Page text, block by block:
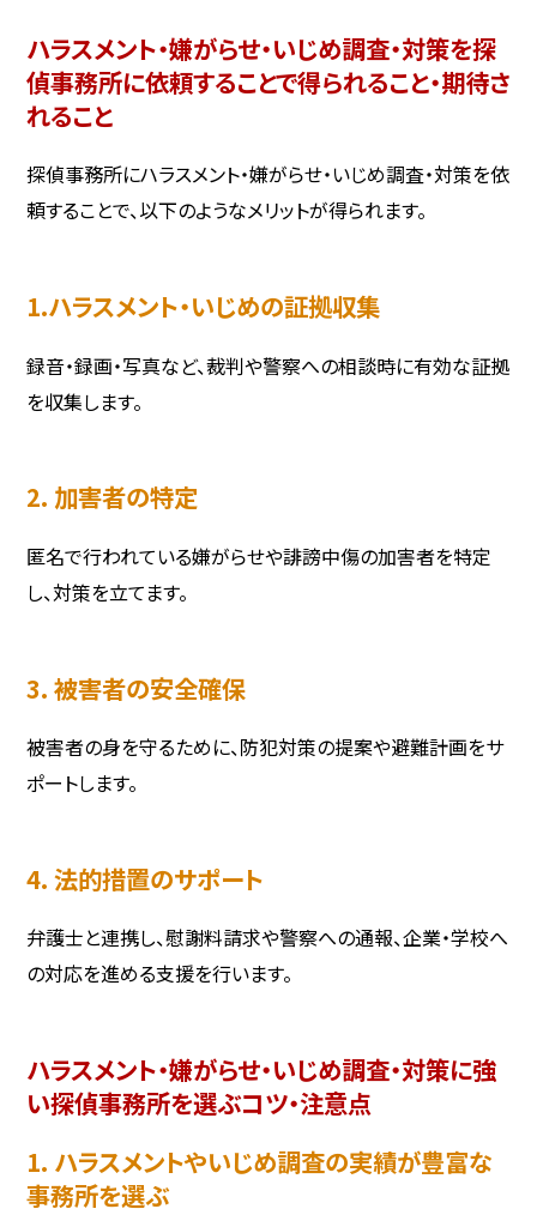
ハラスメント・嫌がらせ・いじめ調査・対策を探
偵事務所に依頼することで得られること・期待さ
れること
探偵事務所にハラスメント・嫌がらせ・いじめ調査・対策を依
頼することで、以下のようなメリットが得られます。
1.ハラスメント・いじめの証拠収集
録音・録画・写真など、裁判や警察への相談時に有効な証拠
を収集します。
2. 加害者の特定
匿名で行われている嫌がらせや誹謗中傷の加害者を特定
し、対策を立てます。
3. 被害者の安全確保
被害者の身を守るために、防犯対策の提案や避難計画をサ
ポートします。
4. 法的措置のサポート
弁護士と連携し、慰謝料請求や警察への通報、企業・学校へ
の対応を進める支援を行います。
ハラスメント・嫌がらせ・いじめ調査・対策に強
い探偵事務所を選ぶコツ・注意点
1. ハラスメントやいじめ調査の実績が豊富な
事務所を選ぶ